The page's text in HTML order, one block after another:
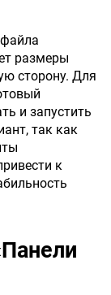
размеры
сторону. Для
и запустить
так как
к